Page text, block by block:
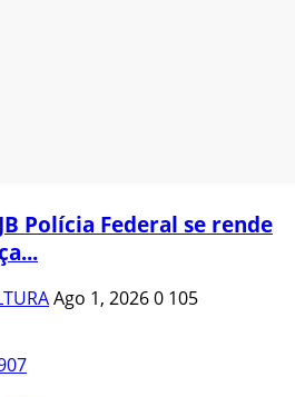
Polícia Federal se rende
Ago 1, 20260 105